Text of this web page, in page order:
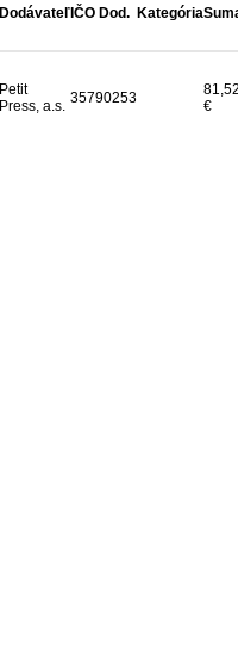
Dodávateľ IČO Dod. Kategória
Petit
Press, a.s. 35790253
€